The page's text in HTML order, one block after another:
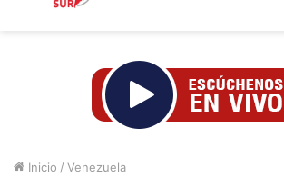
Inicio / Venezuela